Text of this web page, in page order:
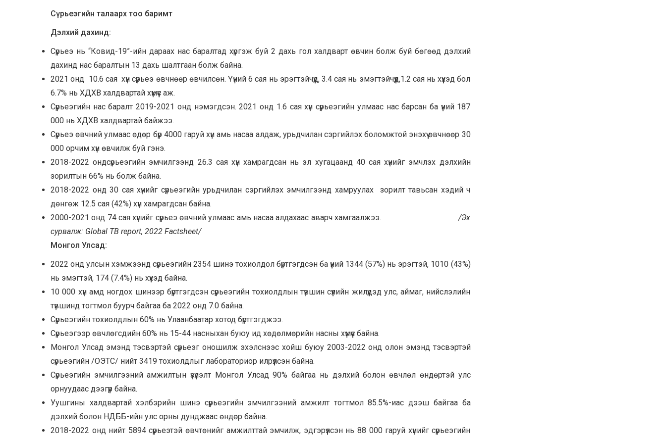
Сүрьеэгийн талаарх тоо баримт
Дэлхий дахинд:
Сүрьеэ нь “Ковид-19”-ийн дараах нас баралтад хүргэж буй 2 дахь гол халдварт өвчин болж буй бөгөөд дэлхий
дахинд нас баралтын 13 дахь шалтгаан болж байна.
2021 онд 10.6 сая хүн сүрьеэ өвчнөөр өвчилсөн. Үүний 6 сая нь эрэгтэйчүүд, 3.4 сая нь эмэгтэйчүүд,1.2 сая нь хүүхэд бол
6.7% нь ХДХВ халдвартай хүмүүс аж.
Сүрьеэгийн нас баралт 2019-2021 онд нэмэгдсэн. 2021 онд 1.6 сая хүн сүрьеэгийн улмаас нас барсан ба үүний 187
000 нь ХДХВ халдвартай байжээ.
Сүрьеэ өвчний улмаас өдөр бүр 4000 гаруй хүн амь насаа алдаж, урьдчилан сэргийлэх боломжтой энэхүү өвчнөөр 30
000 орчим хүн өвчилж буй гэнэ.
2018-2022 ондсүрьеэгийн эмчилгээнд 26.3 сая хүн хамрагдсан нь эл хугацаанд 40 сая хүнийг эмчлэх дэлхийн
зорилтын 66% нь болж байна.
2018-2022 онд 30 сая хүнийг сүрьеэгийн урьдчилан сэргийлэх эмчилгээнд хамруулах зорилт тавьсан хэдий ч
дөнгөж 12.5 сая (42%) хүн хамрагдсан байна.
2000-2021 онд 74 сая хүнийг сүрьеэ өвчний улмаас амь насаа алдахаас аварч хамгаалжээ. /Эх
сурвалж: Global TB report, 2022 Factsheet/
Монгол Улсад:
2022 онд улсын хэмжээнд сүрьеэгийн 2354 шинэ тохиолдол бүртгэгдсэн ба үүний 1344 (57%) нь эрэгтэй, 1010 (43%)
нь эмэгтэй, 174 (7.4%) нь хүүхэд байна.
10 000 хүн амд ногдох шинээр бүртгэгдсэн сүрьеэгийн тохиолдлын түвшин сүүлийн жилүүдэд улс, аймаг, нийслэлийн
түвшинд тогтмол буурч байгаа ба 2022 онд 7.0 байна.
Сүрьеэгийн тохиолдлын 60% нь Улаанбаатар хотод бүртгэгджээ.
Сүрьеэгээр өвчлөгсдийн 60% нь 15-44 насныхан буюу ид хөдөлмөрийн насны хүмүүс байна.
Монгол Улсад эмэнд тэсвэртэй сүрьеэг оношилж эхэлснээс хойш буюу 2003-2022 онд олон эмэнд тэсвэртэй
сүрьеэгийн /ОЭТС/ нийт 3419 тохиолдлыг лабораториор илрүүлсэн байна.
Сүрьеэгийн эмчилгээний амжилтын үзүүлэлт Монгол Улсад 90% байгаа нь дэлхий болон өвчлөл өндөртэй улс
орнуудаас дээгүүр байна.
Уушгины халдвартай хэлбэрийн шинэ сүрьеэгийн эмчилгээний амжилт тогтмол 85.5%-иас дээш байгаа ба
дэлхий болон НДББ-ийн улс орны дунджаас өндөр байна.
2018-2022 онд нийт 5894 сүрьеэтэй өвчтөнийг амжилттай эмчилж, эдгэрүүлсэн нь 88 000 гаруй хүнийг сүрьеэгийн